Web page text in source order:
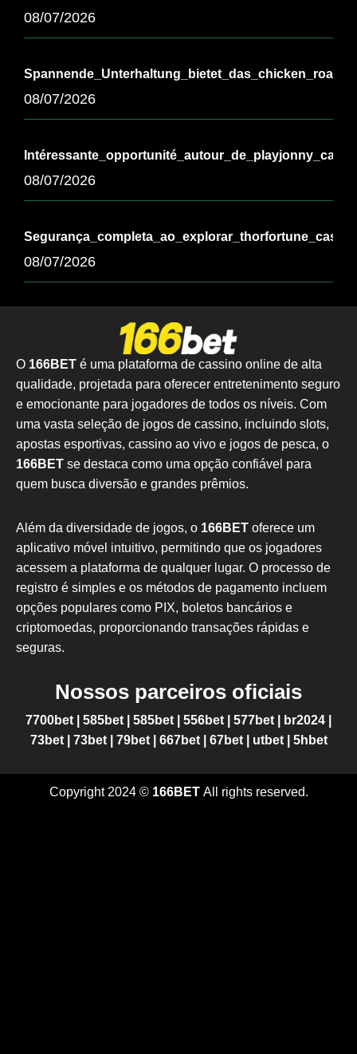
08/07/2026
08/07/2026
08/07/2026
08/07/2026
O 166BET é uma plataforma de cassino online de alta
qualidade, projetada para oferecer entretenimento seguro
e emocionante para jogadores de todos os níveis. Com
uma vasta seleção de jogos de cassino, incluindo slots,
apostas esportivas, cassino ao vivo e jogos de pesca, o
166BET se destaca como uma opção confiável para
quem busca diversão e grandes prêmios.
Além da diversidade de jogos, o 166BET oferece um
aplicativo móvel intuitivo, permitindo que os jogadores
acessem a plataforma de qualquer lugar. O processo de
registro é simples e os métodos de pagamento incluem
opções populares como PIX, boletos bancários e
criptomoedas, proporcionando transações rápidas e
seguras.
Nossos parceiros oficiais
7700bet 585bet 585bet 556bet 577bet br2024
73bet| 73bet| 79bet| 667bet| 67bet| utbet| 5hbet
Copyright 2024 © 166BETAll rights reserved.